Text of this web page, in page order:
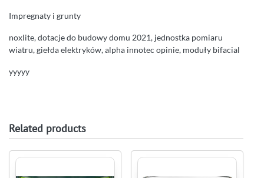
Impregnaty i grunty
noxlite, dotacje do budowy domu 2021, jednostka pomiaru
wiatru, giełda elektryków, alpha innotec opinie, moduły bifacial
yyyyy
Related products